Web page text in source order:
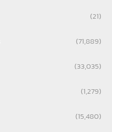
(21)
(71,889)
(33,035)
(1,279)
(15,480)